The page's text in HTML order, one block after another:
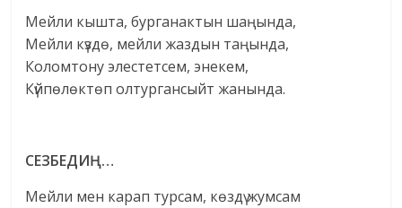
Мейли кышта, бурганактын шаңында,
Мейли күздө, мейли жаздын таңында,
Коломтону элестетсем, энекем,
Күйпөлөктөп олтургансыйт жанында.
СЕЗБЕДИҢ…
Мейли мен карап турсам, көздү жумсам